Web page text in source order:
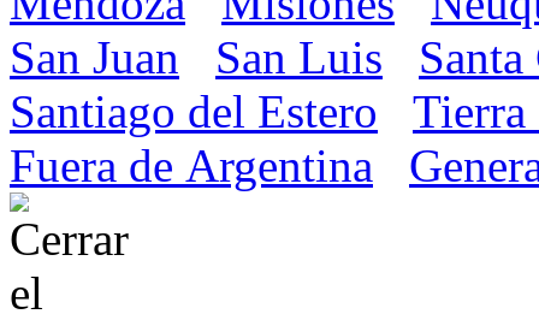
San Juan
San Luis
Santiago del Estero
Tierra
Fuera de Argentina